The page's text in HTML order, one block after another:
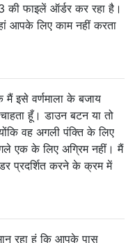
की फाइलें ऑर्डर कर रहा है।
आपके लिए काम नहीं करता
मैं इसे वर्णमाला के बजाय
हूँ। डाउन बटन या तो
वह अगली पंक्ति के लिए
एक के लिए अग्रिम नहीं। मैं
प्रदर्शित करने के क्रम में
रहा हूं कि आपके पास